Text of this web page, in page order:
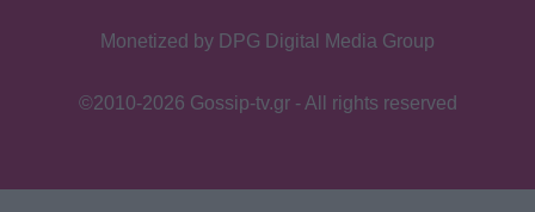
pop star μαζί με τον σύντροφό της -
Το casual look και οι βόλτες
Monetized by DPG Digital Media Group
©2010-2026 Gossip-tv.gr - All rights reserved